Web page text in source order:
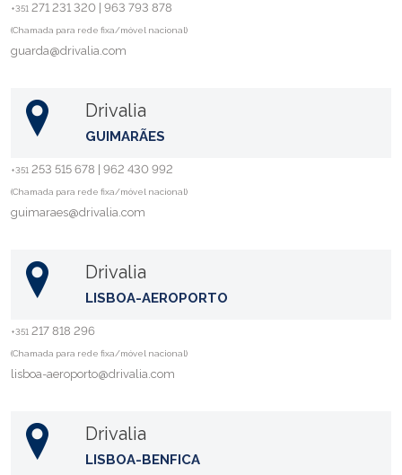
+351 271 231 320 | 963 793 878
(Chamada para rede fixa/móvel nacional)
guarda@drivalia.com
Drivalia
GUIMARÃES
+351 253 515 678 | 962 430 992
(Chamada para rede fixa/móvel nacional)
guimaraes@drivalia.com
Drivalia
LISBOA-AEROPORTO
+351 217 818 296
(Chamada para rede fixa/móvel nacional)
lisboa-aeroporto@drivalia.com
Drivalia
LISBOA-BENFICA